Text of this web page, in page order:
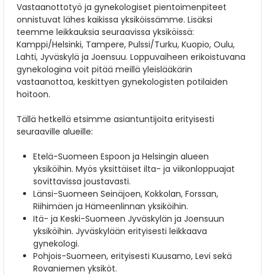
Vastaanottotyö ja gynekologiset pientoimenpiteet
onnistuvat lähes kaikissa yksiköissämme. Lisäksi
teemme leikkauksia seuraavissa yksiköissä:
Kamppi/Helsinki, Tampere, Pulssi/Turku, Kuopio, Oulu,
Lahti, Jyväskylä ja Joensuu. Loppuvaiheen erikoistuvana
gynekologina voit pitää meillä yleislääkärin
vastaanottoa, keskittyen gynekologisten potilaiden
hoitoon.
Tällä hetkellä etsimme asiantuntijoita erityisesti
seuraaville alueille:
Etelä-Suomeen Espoon ja Helsingin alueen
yksiköihin. Myös yksittäiset ilta- ja viikonloppuajat
sovittavissa joustavasti.
Länsi-Suomeen Seinäjoen, Kokkolan, Forssan,
Riihimäen ja Hämeenlinnan yksiköihin.
Itä- ja Keski-Suomeen Jyväskylän ja Joensuun
yksiköihin. Jyväskylään erityisesti leikkaava
gynekologi.
Pohjois-Suomeen, erityisesti Kuusamo, Levi sekä
Rovaniemen yksiköt.